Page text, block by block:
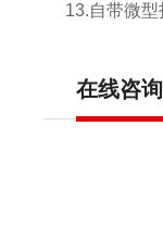
13.自带微
在线咨询